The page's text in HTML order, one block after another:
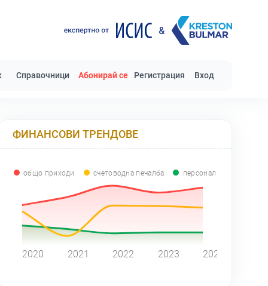
Справочници Абонирай се Регистрация Вход
ФИНАНСОВИ ТРЕНДОВЕ
общо приходи счетоводна печалба персонал
2020 2021 2022 2023 2024